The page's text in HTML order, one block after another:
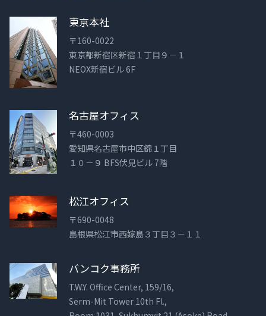
東京本社
〒160-0022
東京都新宿区新宿１丁目９－１
NEOX新宿ビル 6F
名古屋オフィス
〒460-0003
愛知県名古屋市中区錦１丁目
１０－９ BFS伏見ビル 7階
松江オフィス
〒690-0048
島根県松江市西嫁島３丁目３－１１
バンコク事務所
T.W.Y. Office Center, 159/16,
Serm-Mit Tower 10th Fl.,